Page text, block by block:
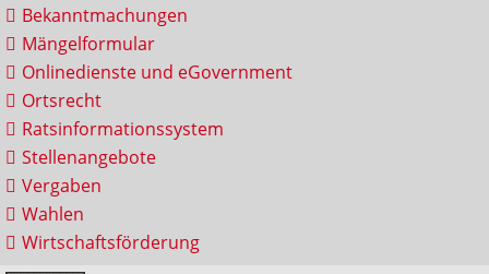
Bekanntmachungen
Mängelformular
Onlinedienste und eGovernment
Ortsrecht
Ratsinformationssystem
Stellenangebote
Vergaben
Wahlen
Wirtschaftsförderung